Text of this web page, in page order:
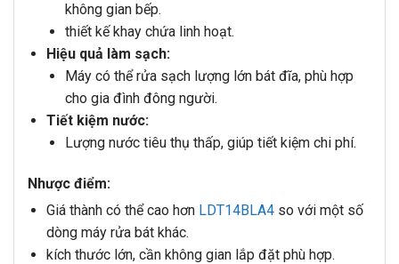
không gian bếp.
thiết kế khay chứa linh hoạt.
Hiệu quả làm sạch:
Máy có thể rửa sạch lượng lớn bát đĩa, phù hợp
cho gia đình đông người.
Tiết kiệm nước:
Lượng nước tiêu thụ thấp, giúp tiết kiệm chi phí.
Nhược điểm:
Giá thành có thể cao hơn LDT14BLA4so với một số
dòng máy rửa bát khác.
kích thước lớn, cần không gian lắp đặt phù hợp.